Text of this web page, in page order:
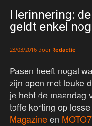
Herinnering:
geldt enkel
28/03/2016 door Redactie
Pasen heeft nogal
zijn open met leuke
je hebt de maandag
toffe korting op
Magazineen